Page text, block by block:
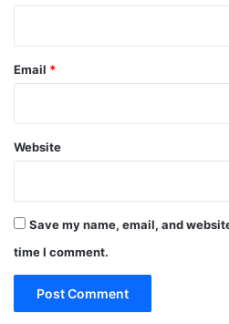
Email *
Website
Save my name, email, and
time I comment.